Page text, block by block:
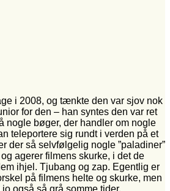
i 2008, og tænkte den var sjov nok
for den – han syntes den var ret
nogle bøger, der handler om nogle
teleportere sig rundt i verden på et
der så selvfølgelig nogle ”paladiner”
agerer filmens skurke, i det de
ihjel. Tjubang og zap. Egentlig er
på filmens helte og skurke, men
også så grå somme tider.